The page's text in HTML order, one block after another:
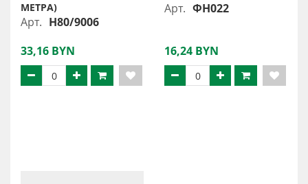
МЕТРА)
Арт. Н80/9006
33,16 BYN
Арт. ФН022
16,24 BYN